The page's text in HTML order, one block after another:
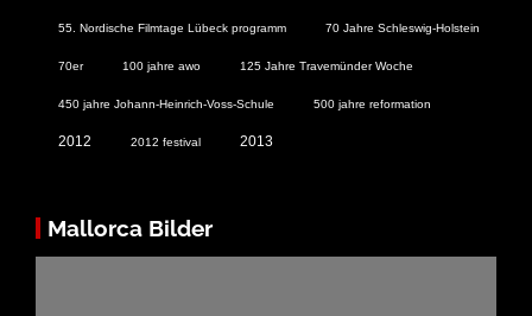
55. Nordische Filmtage Lübeck programm 70 Jahre Schleswig-Holstein
70er 100 jahre awo 125 Jahre Travemünder Woche
450 jahre Johann-Heinrich-Voss-Schule 500 jahre reformation
2012 2012 festival 2013
Mallorca Bilder